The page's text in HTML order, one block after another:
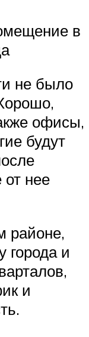
в
не было
офисы,
будут
нее
районе,
города и
и